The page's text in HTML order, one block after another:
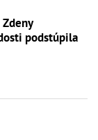
podstúpila